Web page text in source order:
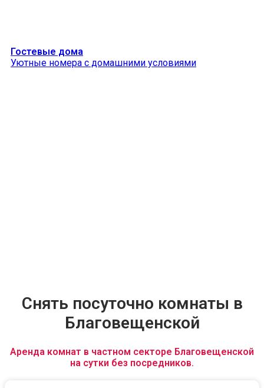
Гостевые дома
Уютные номера с домашними условиями
Снять посуточно комнаты в
Благовещенской
Аренда комнат в частном секторе Благовещенской
на сутки без посредников.